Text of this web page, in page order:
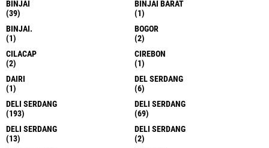
BINJAI
(39)
BINJAI BARAT
(1)
BINJAI.
(1)
BOGOR
(2)
CILACAP
(2)
CIREBON
(1)
DAIRI
(1)
DEL SERDANG
(6)
DELI SERDANG
(193)
DELI SERDANG
(69)
DELI SERDANG
(13)
DELI SERDANG
(2)